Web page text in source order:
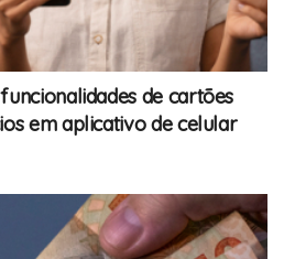
de cartões
em aplicativo de celular